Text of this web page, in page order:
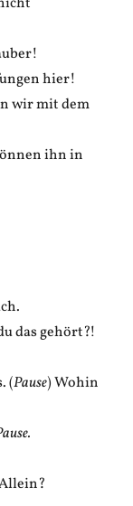
hier!
wir mit dem
ihn in
das gehört?!
(Pause) Wohin